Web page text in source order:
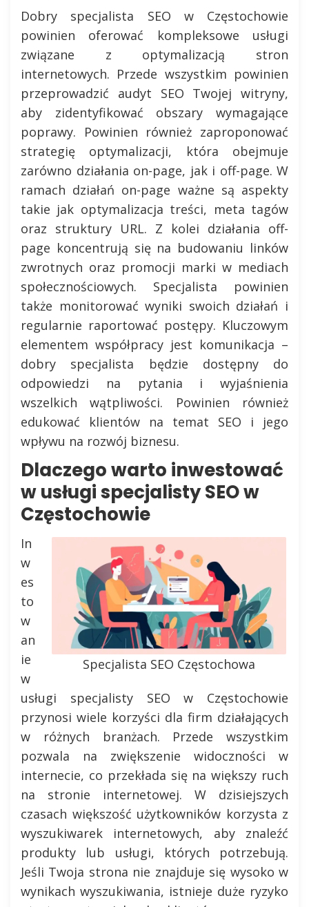
Dobry specjalista SEO w Częstochowie
powinien oferować kompleksowe usługi
związane z optymalizacją stron
internetowych. Przede wszystkim powinien
przeprowadzić audyt SEO Twojej witryny,
aby zidentyfikować obszary wymagające
poprawy. Powinien również zaproponować
strategię optymalizacji, która obejmuje
zarówno działania on-page, jak i off-page. W
ramach działań on-page ważne są aspekty
takie jak optymalizacja treści, meta tagów
oraz struktury URL. Z kolei działania off-
page koncentrują się na budowaniu linków
zwrotnych oraz promocji marki w mediach
społecznościowych. Specjalista powinien
także monitorować wyniki swoich działań i
regularnie raportować postępy. Kluczowym
elementem współpracy jest komunikacja –
dobry specjalista będzie dostępny do
odpowiedzi na pytania i wyjaśnienia
wszelkich wątpliwości. Powinien również
edukować klientów na temat SEO i jego
wpływu na rozwój biznesu.
Dlaczego warto inwestować
w usługi specjalisty SEO w
Częstochowie
Specjalista SEO Częstochowa
In
w
es
to
w
an
ie
w
usługi specjalisty SEO w Częstochowie
przynosi wiele korzyści dla firm działających
w różnych branżach. Przede wszystkim
pozwala na zwiększenie widoczności w
internecie, co przekłada się na większy ruch
na stronie internetowej. W dzisiejszych
czasach większość użytkowników korzysta z
wyszukiwarek internetowych, aby znaleźć
produkty lub usługi, których potrzebują.
Jeśli Twoja strona nie znajduje się wysoko w
wynikach wyszukiwania, istnieje duże ryzyko